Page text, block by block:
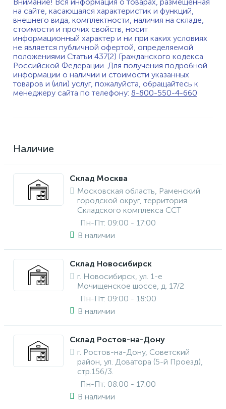
на сайте, касающаяся характеристик и функций,
внешнего вида, комплектности, наличия на складе,
стоимости и прочих свойств, носит
информационный характер и ни при каких условиях
не является публичной офертой, определяемой
положениями Статьи 437(2) Гражданского кодекса
Российской Федерации. Для получения подробной
информации о наличии и стоимости указанных
товаров и (или) услуг, пожалуйста, обращайтесь к
менеджеру сайта по телефону: 8-800-550-4-660
Наличие
Склад Москва
Московская область, Раменский
городской округ, территория
Складского комплекса ССТ
Пн-Пт: 09:00 - 17:00
В наличии
Склад Новосибирск
г. Новосибирск, ул. 1-е
Мочищенское шоссе, д. 17/2
Пн-Пт: 09:00 - 18:00
В наличии
Склад Ростов-на-Дону
г. Ростов-на-Дону, Советский
район, ул. Доватора (5-й Проезд),
стр.156/3.
Пн-Пт: 08:00 - 17:00
В наличии